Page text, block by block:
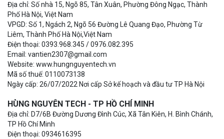
Địa chỉ: Số nhà 15, Ngõ 85, Tân Xuân, Phường Đông Ngạc, Thành
Phố Hà Nội, Việt Nam
VPGD: Số 1, Ngách 2, Ngõ 56 Đường Lê Quang Đạo, Phường Từ
Liêm, Thành Phố Hà Nội,Việt Nam
Điện thoại: 0393.968.345 / 0976.082.395
Email: vantien2307@gmail.com
Website: www.hungnguyentech.vn
Mã số thuế: 0110073138
Ngày cấp: 26/07/2022 Nơi cấp Sở kế hoạch và đầu tư TP Hà Nội
HÙNG NGUYÊN TECH - TP HỒ CHÍ MINH
Địa chỉ: D7/6B Đường Dương Đình Cúc, Xã Tân Kiên, H. Bình Chánh,
TP Hồ Chí Minh
Điện thoại: 0934616395